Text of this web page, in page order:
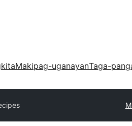
Makipag-uganayanTaga-